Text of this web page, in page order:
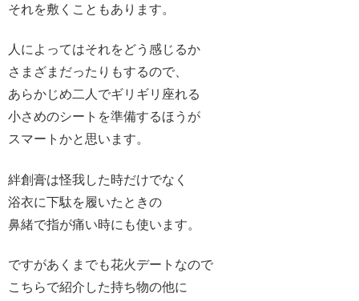
それを敷くこともあります。
人によってはそれをどう感じるか
さまざまだったりもするので、
あらかじめ二人でギリギリ座れる
小さめのシートを準備するほうが
スマートかと思います。
絆創膏は怪我した時だけでなく
浴衣に下駄を履いたときの
鼻緒で指が痛い時にも使います。
ですがあくまでも花火デートなので
こちらで紹介した持ち物の他に